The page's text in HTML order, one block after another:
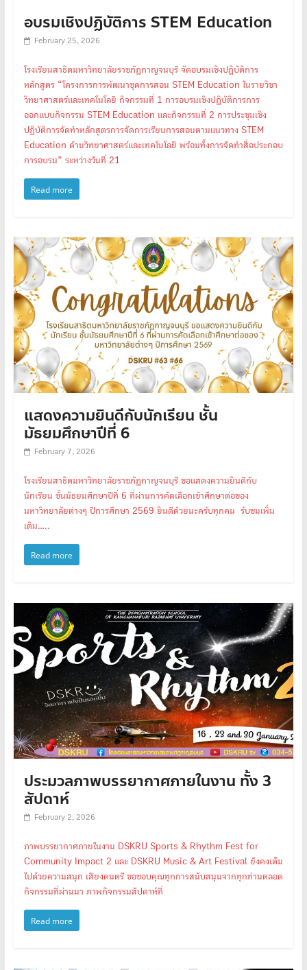
อบรมเชิงปฏิบัติการ STEM Education
February 25, 2026
โรงเรียนสาธิตมหาวิทยาลัยราชภัฏกาญจนบุรี จัดอบรมเชิงปฏิบัติการ
หลักสูตร “โครงการการพัฒนาชุดการสอน STEM Education ในรายวิชา
วิทยาศาสตร์และเทคโนโลยี กิจกรรมที่ 1 การอบรมเชิงปฏิบัติการการ
ออกแบบกิจกรรม STEM Education และกิจกรรมที่ 2 การประชุมเชิง
ปฏิบัติการจัดทำหลักสูตรการจัดการเรียนการสอนตามแนวทาง STEM
Education ด้านวิทยาศาสตร์และเทคโนโลยี พร้อมทั้งการจัดทำสื่อประกอบ
การอบรม” ระหว่างวันที่ 21
Read more
แสดงความยินดีกับนักเรียน ชั้น
มัธยมศึกษาปีที่ 6
February 7, 2026
โรงเรียนสาธิตมหาวิทยาลัยราชภัฏกาญจนบุรี ขอแสดงความยินดีกับ
นักเรียน ชั้นมัธยมศึกษาปีที่ 6 ที่ผ่านการคัดเลือกเข้าศึกษาต่อของ
มหาวิทยาลัยต่างๆ ปีการศึกษา 2569 ยินดีด้วยนะครับทุกคน รับชมเพิ่ม
เติม…..
Read more
ประมวลภาพบรรยากาศภายในงาน ทั้ง 3
สัปดาห์
February 2, 2026
ภาพบรรยากาศภายในงาน DSKRU Sports & Rhythm Fest for
Community Impact 2 และ DSKRU Music & Art Festival ยังคงเต็ม
ไปด้วยความสนุก เสียงดนตรี ขอขอบคุณทุกการสนับสนุนจากทุกท่านตลอด
กิจกรรมที่ผ่านมา ภาพกิจกรรมสัปดาห์ที่
Read more